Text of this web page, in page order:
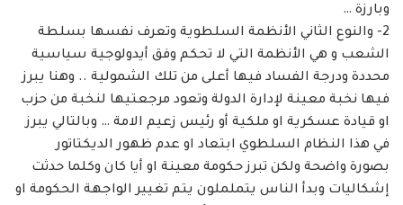
وبارزة …
2- والنوع الثاني الأنظمة السلطوية وتعرف نفسها بسلطة
الشعب و هي الأنظمة التي لا تحكم وفق أيدولوجية سياسية
محددة ودرجة الفساد فيها أعلى من تلك الشمولية .. وهنا يبرز
فيها نخبة معينة لإدارة الدولة وتعود مرجعتيها لنخبة من حزب
او قيادة عسكرية او ملكية أو رئيس زعيم الامة … وبالتالي يبرز
في هذا النظام السلطوي ابتعاد او عدم ظهور الديكتاتور
بصورة واضحة ولكن تبرز حكومة معينة او أيا كان وكلما حدثت
إشكاليات وبدأ الناس يتململون يتم تغيير الواجهة الحكومة او